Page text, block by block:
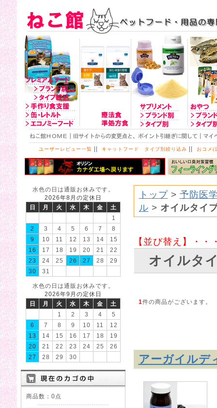
ユーザーレビュー一覧 || キャットフード タイプ別絞り込み || おコメ(
水色の日は通販お休みです。
2026年8月の定休日
日
月 火 水 木 金
土
1
2
3 4 5 6 7
8
9
10 11 12 13 14
15
16
17 18 19 20 21
22
23
24 25 26 27 28
29
30
31
水色の日は通販お休みです。
2026年9月の定休日
日
月 火 水 木 金
土
1
2 3 4
5
6
7 8 9 10 11
12
13
14 15 16 17 18
19
20
21 22 23 24 25
26
27
28 29 30
商品数：0点
トップ> 予防医
ル > オイルタイ
【並び替え】・・
オイルタ
1件の商品がございます。
アーガイル